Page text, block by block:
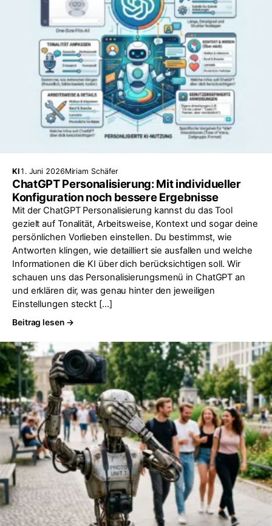
KI 1. Juni 2026Miriam Schäfer
ChatGPT Personalisierung: Mit individueller
Konfiguration noch bessere Ergebnisse
Mit der ChatGPT Personalisierung kannst du das Tool
gezielt auf Tonalität, Arbeitsweise, Kontext und sogar deine
persönlichen Vorlieben einstellen. Du bestimmst, wie
Antworten klingen, wie detailliert sie ausfallen und welche
Informationen die KI über dich berücksichtigen soll. Wir
schauen uns das Personalisierungsmenü in ChatGPT an
und erklären dir, was genau hinter den jeweiligen
Einstellungen steckt […]
Beitrag lesen →